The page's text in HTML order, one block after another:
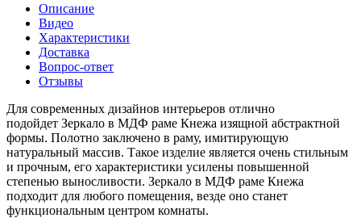
Описание
Видео
Характеристики
Доставка
Вопрос-ответ
Отзывы
Для современных дизайнов интерьеров отлично
подойдет Зеркало в МДФ раме Кнежа изящной абстрактной
формы. Полотно заключено в раму, имитирующую
натуральный массив. Такое изделие является очень стильным
и прочным, его характеристики усилены повышенной
степенью выносливости. Зеркало в МДФ раме Кнежа
подходит для любого помещения, везде оно станет
функциональным центром комнаты.